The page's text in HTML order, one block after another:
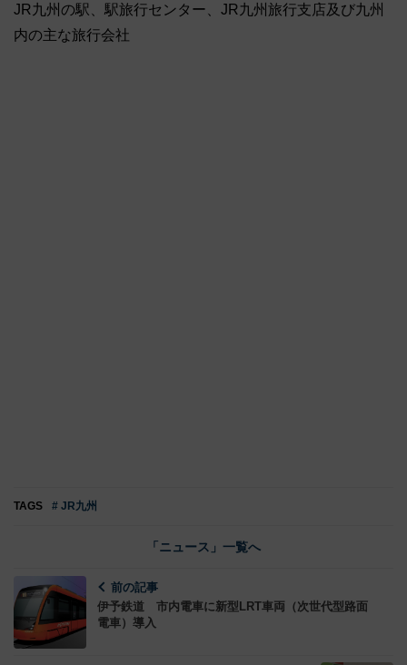
JR九州の駅、駅旅行センター、JR九州旅行支店及び九州
内の主な旅行会社
TAGS # JR九州
「ニュース」一覧へ
前の記事
伊予鉄道 市内電車に新型LRT車両（次世代型路面
電車）導入